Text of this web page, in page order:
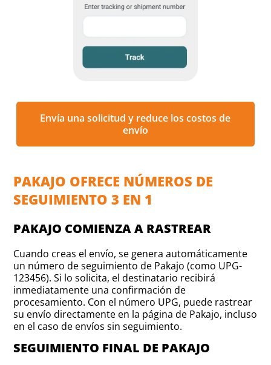
Envía una solicitud y reduce los costos de
envío
PAKAJO OFRECE NÚMEROS DE
SEGUIMIENTO 3 EN 1
PAKAJO COMIENZA A RASTREAR
Cuando creas el envío, se genera automáticamente
un número de seguimiento de Pakajo (como UPG-
123456). Si lo solicita, el destinatario recibirá
inmediatamente una confirmación de
procesamiento. Con el número UPG, puede rastrear
su envío directamente en la página de Pakajo, incluso
en el caso de envíos sin seguimiento.
SEGUIMIENTO FINAL DE PAKAJO